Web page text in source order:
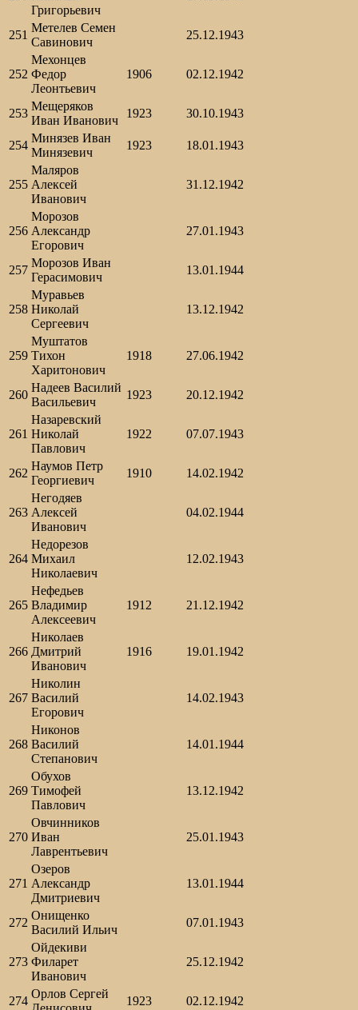
Григорьевич
251
Метелев Семен
Савинович
25.12.1943
252
Мехонцев
Федор
Леонтьевич
1906 02.12.1942
253
Мещеряков
Иван Иванович
1923 30.10.1943
254
Минязев Иван
Минязевич
1923 18.01.1943
255
Маляров
Алексей
Иванович
31.12.1942
256
Морозов
Александр
Егорович
27.01.1943
257
Морозов Иван
Герасимович
13.01.1944
258
Муравьев
Николай
Сергеевич
13.12.1942
259
Муштатов
Тихон
Харитонович
1918 27.06.1942
260
Надеев Василий
Васильевич
1923 20.12.1942
261
Назаревский
Николай
Павлович
1922 07.07.1943
262
Наумов Петр
Георгиевич
1910 14.02.1942
263
Негодяев
Алексей
Иванович
04.02.1944
264
Недорезов
Михаил
Николаевич
12.02.1943
265
Нефедьев
Владимир
Алексеевич
1912 21.12.1942
266
Николаев
Дмитрий
Иванович
1916 19.01.1942
267
Николин
Василий
Егорович
14.02.1943
268
Никонов
Василий
Степанович
14.01.1944
269
Обухов
Тимофей
Павлович
13.12.1942
270
Овчинников
Иван
Лаврентьевич
25.01.1943
271
Озеров
Александр
Дмитриевич
13.01.1944
272
Онищенко
Василий Ильич
07.01.1943
273
Ойдекиви
Филарет
Иванович
25.12.1942
274
Орлов Сергей
1923 02.12.1942